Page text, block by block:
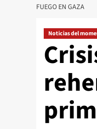
FUEGO EN GAZA
Noticias del